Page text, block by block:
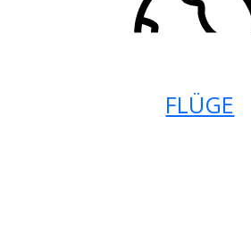
FLÜGE